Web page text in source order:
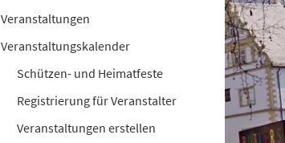
Veranstaltungen
Veranstaltungskalender
Schützen- und Heimatfeste
Registrierung für Veranstalter
Veranstaltungen erstellen